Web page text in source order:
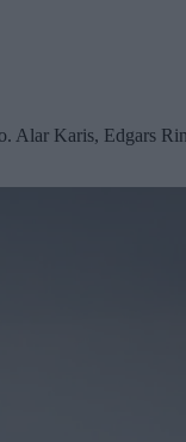
Karis, Edgars